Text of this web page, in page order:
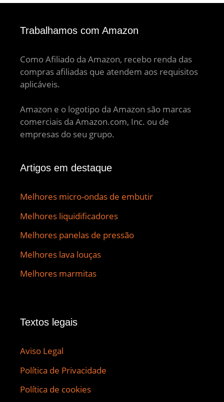
Trabalhamos com Amazon
Como Afiliado da Amazon, recebo renda das
compras afiliadas que atendem aos requisitos
aplicáveis.
Amazon e o logotipo da Amazon são marcas
comerciais da Amazon.com, Inc. ou de
empresas do seu grupo.
Artigos em destaque
Melhores micro-ondas de embutir
Melhores liquidificadores
Melhores panelas de pressão
Melhores lava louças
Melhores marmitas
Textos legais
Aviso Legal
Política de Privacidade
Política de cookies